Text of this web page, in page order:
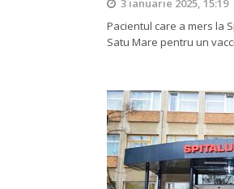
Pacientul care a mers la
Satu Mare pentru un